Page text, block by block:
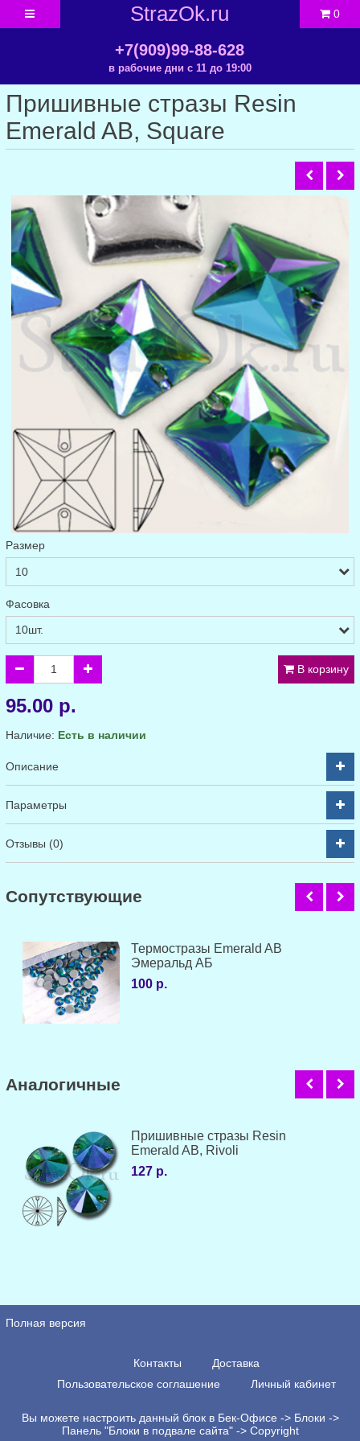
StrazOk.ru
+7(909)99-88-628
в рабочие дни с 11 до 19:00
0
Пришивные стразы Resin
Emerald AB, Square
Размер
Фасовка
В корзину
95.00 р.
Наличие: Есть в наличии
Описание
Параметры
Отзывы (0)
Cопутствующие
Термостразы Emerald AB
Эмеральд АБ
100 р.
Аналогичные
Пришивные стразы Resin
Emerald AB, Rivoli
127 р.
Полная версия
Контакты
Доставка
Пользовательское соглашение
Личный кабинет
Вы можете настроить данный блок в Бек-Офисе -> Блоки ->
Панель "Блоки в подвале сайта" -> Copyright